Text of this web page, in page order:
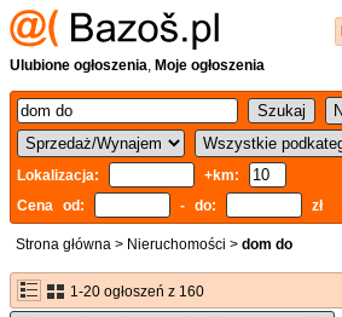
Ulubione ogłoszenia, Moje ogłoszenia
Lokalizacja:
+km:
Cena od:
- do: zł
Strona główna > Nieruchomości > dom do
1-20 ogłoszeń z 160